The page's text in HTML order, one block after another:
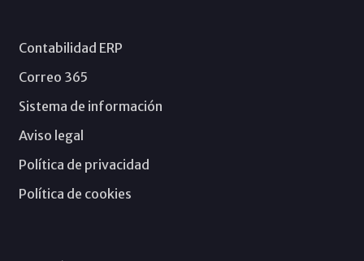
Contabilidad ERP
Correo 365
Sistema de información
Aviso legal
Política de privacidad
Política de cookies